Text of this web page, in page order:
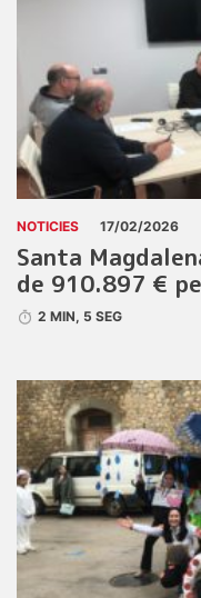
NOTICIES 17/02/2026
Santa
de 910.897 €
2 MIN, 5 SEG